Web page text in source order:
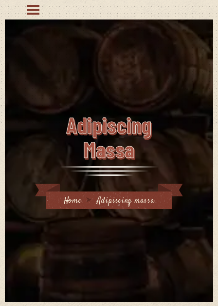
Adipiscing
Massa
Home Adipiscing massa